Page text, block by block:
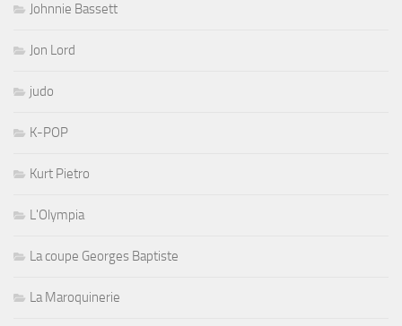
Johnnie Bassett
Jon Lord
judo
K-POP
Kurt Pietro
L'Olympia
La coupe Georges Baptiste
La Maroquinerie